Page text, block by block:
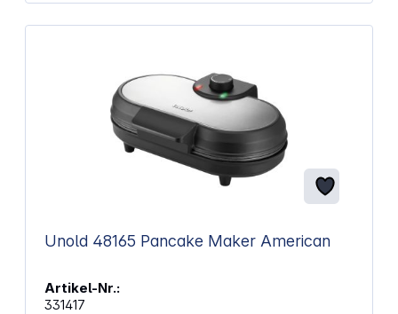
Unold 48165 Pancake Maker American
Artikel-Nr.:
331417